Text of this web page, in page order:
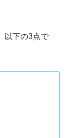
以下の3点で